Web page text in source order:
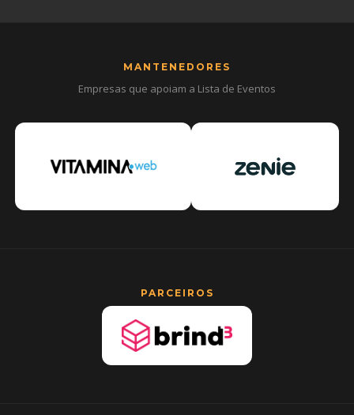
MANTENEDORES
Empresas que apoiam a Lista de Eventos
PARCEIROS